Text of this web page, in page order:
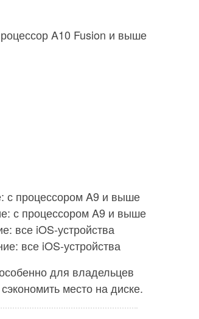
A10 Fusion и выше
с процессором A9 и выше
с процессором A9 и выше
все iOS-устройства
все iOS-устройства
для владельцев
место на диске.